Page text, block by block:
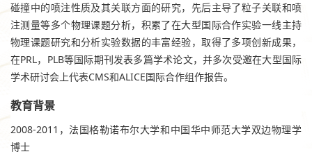
碰撞中的喷注性质及其关联方面的研究，先后主导了粒子关联和喷
注测量等多个物理课题分析，积累了在大型国际合作实验一线主持
物理课题研究和分析实验数据的丰富经验，取得了多项创新成果，
在PRL，PLB等国际期刊发表多篇学术论文，并多次受邀在大型国际
学术研讨会上代表CMS和ALICE国际合作组作报告。
教育背景
2008-2011，法国格勒诺布尔大学和中国华中师范大学双边物理学
博士